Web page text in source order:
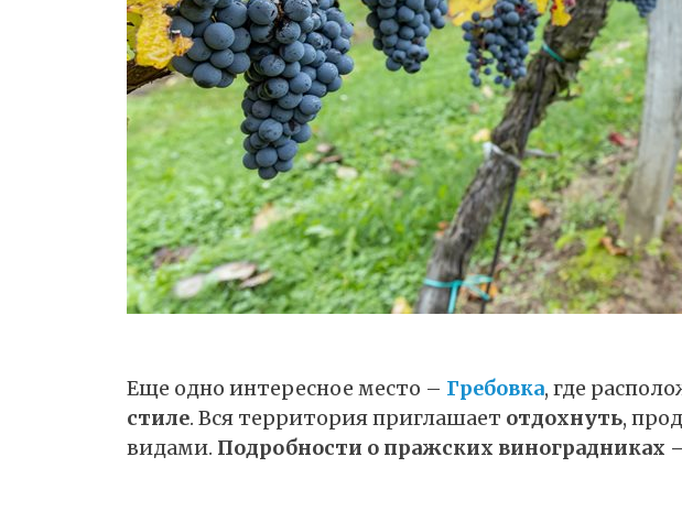
Еще одно интересное место – Гребовка, где
стиле. Вся территория приглашает отдохнуть,
видами. Подробности o пражских виноградниках